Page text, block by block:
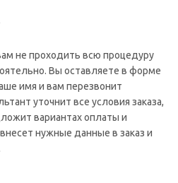
не проходить всю процедуру
Вы оставляете в форме
имя и вам перезвонит
уточнит все условия заказа,
вариантах оплаты и
нужные данные в заказ и